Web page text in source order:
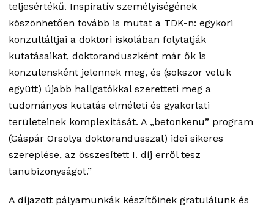
teljesértékű. Inspiratív személyiségének
köszönhetően tovább is mutat a TDK-n: egykori
konzultáltjai a doktori iskolában folytatják
kutatásaikat, doktoranduszként már ők is
konzulensként jelennek meg, és (sokszor velük
együtt) újabb hallgatókkal szeretteti meg a
tudományos kutatás elméleti és gyakorlati
területeinek komplexitását. A „betonkenu” program
(Gáspár Orsolya doktorandusszal) idei sikeres
szereplése, az összesített I. díj erről tesz
tanubizonyságot.”
A díjazott pályamunkák készítőinek gratulálunk és